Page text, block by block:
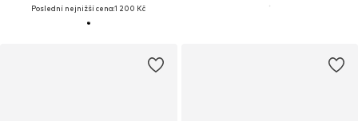
Poslední nejnižší cena:1 200 Kč